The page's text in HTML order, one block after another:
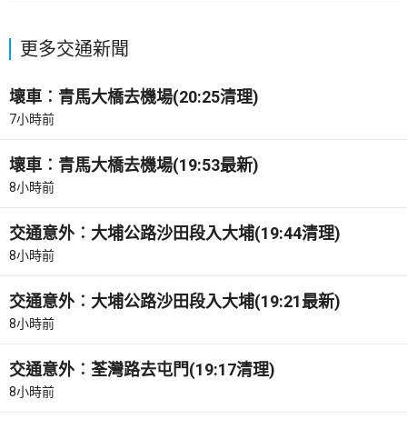
更多交通新聞
壞車︰青馬大橋去機場(20:25清理)
7小時前
壞車︰青馬大橋去機場(19:53最新)
8小時前
交通意外︰大埔公路沙田段入大埔(19:44清理)
8小時前
交通意外︰大埔公路沙田段入大埔(19:21最新)
8小時前
交通意外︰荃灣路去屯門(19:17清理)
8小時前